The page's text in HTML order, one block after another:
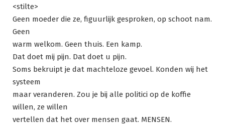
<stilte>
Geen moeder die ze, figuurlijk gesproken, op schoot nam.
Geen
warm welkom. Geen thuis. Een kamp.
Dat doet mij pijn. Dat doet u pijn.
Soms bekruipt je dat machteloze gevoel. Konden wij het
systeem
maar veranderen. Zou je bij alle politici op de koffie
willen, ze willen
vertellen dat het over mensen gaat. MENSEN.